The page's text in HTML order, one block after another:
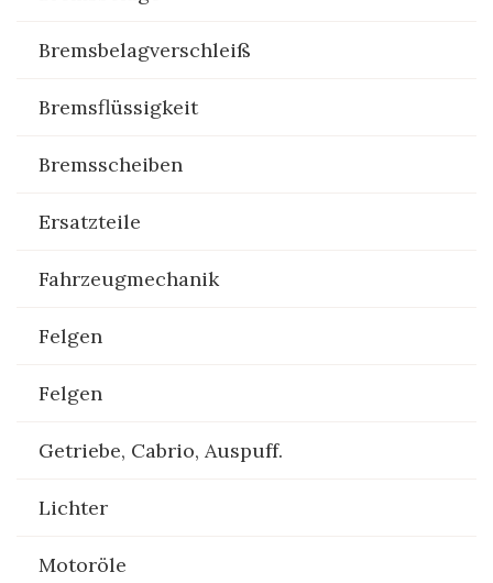
Bremsbelagverschleiß
Bremsflüssigkeit
Bremsscheiben
Ersatzteile
Fahrzeugmechanik
Felgen
Felgen
Getriebe, Cabrio, Auspuff.
Lichter
Motoröle